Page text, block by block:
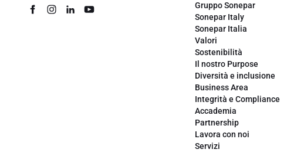
Gruppo Sonepar
Sonepar Italy
Sonepar Italia
Valori
Sostenibilità
Il nostro Purpose
Diversità e inclusione
Business Area
Integrità e Compliance
Accademia
Partnership
Lavora con noi
Servizi